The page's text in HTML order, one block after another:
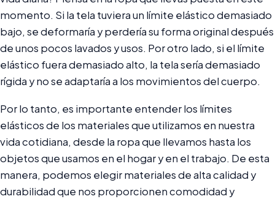
momento. Si la tela tuviera un límite elástico demasiado
bajo, se deformaría y perdería su forma original después
de unos pocos lavados y usos. Por otro lado, si el límite
elástico fuera demasiado alto, la tela sería demasiado
rígida y no se adaptaría a los movimientos del cuerpo.
Por lo tanto, es importante entender los límites
elásticos de los materiales que utilizamos en nuestra
vida cotidiana, desde la ropa que llevamos hasta los
objetos que usamos en el hogar y en el trabajo. De esta
manera, podemos elegir materiales de alta calidad y
durabilidad que nos proporcionen comodidad y